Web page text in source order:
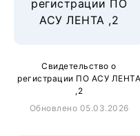
Свидетельство о
регистрации ПО АСУ ЛЕНТА
,2
Обновлено 05.03.2026